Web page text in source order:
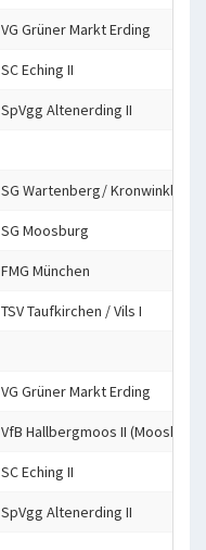
VG Grüner Markt Erding
SC Eching II
SpVgg Altenerding II
SG Wartenberg/ Kronwinkl
SG Moosburg
FMG München
TSV Taufkirchen / Vils I
VG Grüner Markt Erding
VfB Hallbergmoos II (Mooskitos)
SC Eching II
SpVgg Altenerding II